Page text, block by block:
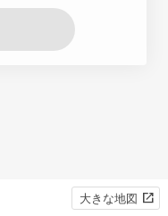
大きな地図